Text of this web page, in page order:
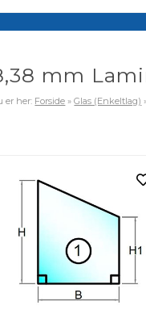
mm
er her: Forside »Glas (Enkeltlag)